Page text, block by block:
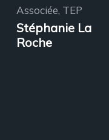
Associée, TEP
Stéphanie La
Roche